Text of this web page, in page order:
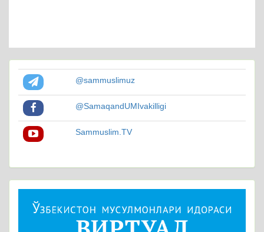
@sammuslimuz
@SamaqandUMIvakilligi
Sammuslim.TV